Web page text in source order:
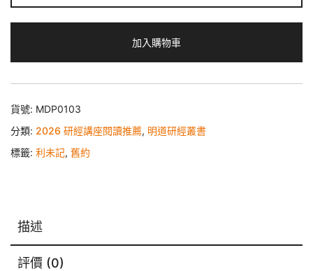
加入購物車
貨號: MDP0103
分類: 2026 研經講座閱讀推薦, 明道研經叢書
標籤: 利未記, 舊約
描述
評價 (0)